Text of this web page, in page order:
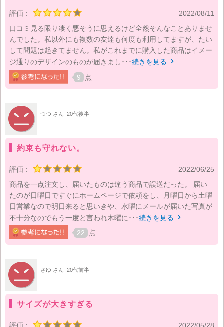
評価：
2022/08/11
口コミ見る限り凄く悪そうに思えるけど全然そんなことありませ
んでした。私以外にも複数の友達も何度も利用してますが、たい
して問題は起きてません。私がこれまでに購入した商品はイメー
ジ通りのデザインのものが届きまし･･･続きを見る 
9 点
つつ さん 20代後半
約束も守れない。
評価：
2022/06/25
商品を一点注文し、届いたものは違う商品で誤送だった。 届い
たのが日曜日ですぐにホームページで依頼をし、月曜日から土曜
日営業なので明日来ると思いきや、水曜にメールが届いた写真が
不十分なのでもう一度と言われ木曜に･･･続きを見る 
22 点
さゆ さん 20代前半
サイズが大きすぎる